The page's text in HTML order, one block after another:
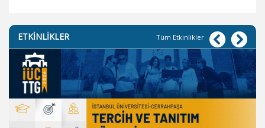
ETKİNLİKLER Tüm Etkinlikler